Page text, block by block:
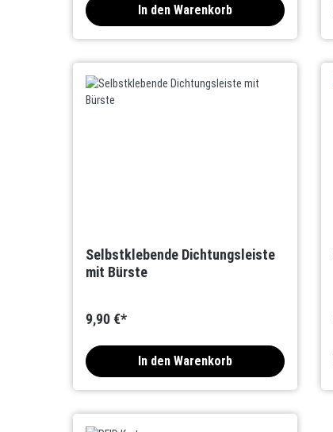
In den Warenkorb
Selbstklebende Dichtungsleiste
mit Bürste
9,90 €*
In den Warenkorb